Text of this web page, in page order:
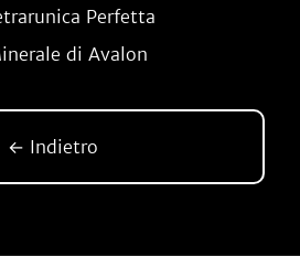
Perfetta
di Avalon
← Indietro